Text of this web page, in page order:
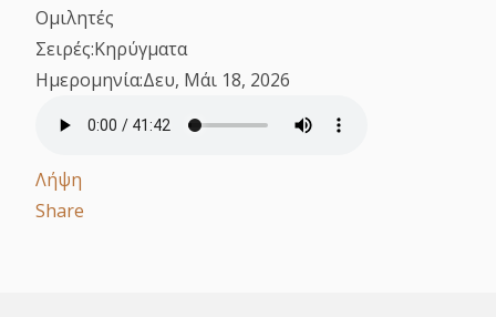
Ομιλητές
Σειρές:Κηρύγματα
Ημερομηνία:Δευ, Μάι 18, 2026
Λήψη
Share